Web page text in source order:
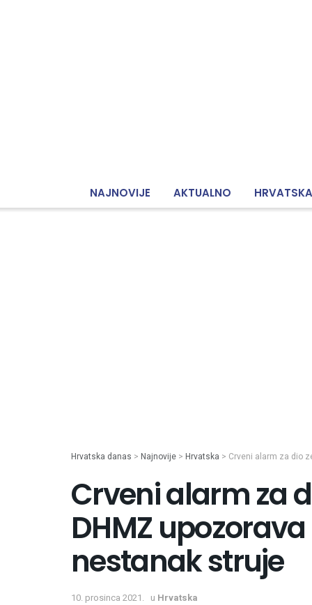
NAJNOVIJE AKTUALNO HRVATSKA
Hrvatska danas > Najnovije > Hrvatska > Crveni alarm za dio
Crveni alarm za
DHMZ
nestanak struje
10. prosinca 2021. u Hrvatska